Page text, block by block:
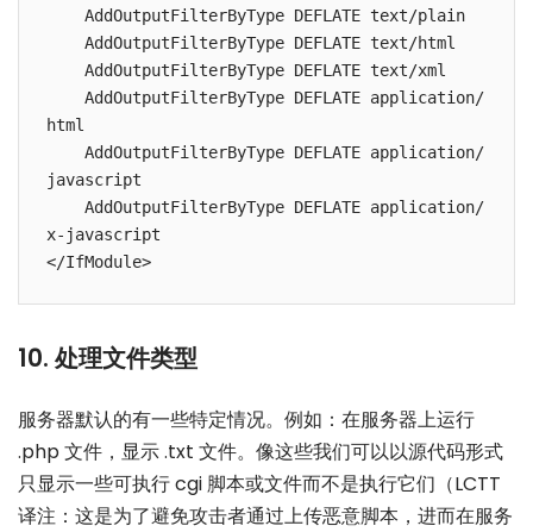
    AddOutputFilterByType DEFLATE text/plain
    AddOutputFilterByType DEFLATE text/html
    AddOutputFilterByType DEFLATE text/xml
    AddOutputFilterByType DEFLATE application/
html
    AddOutputFilterByType DEFLATE application/
javascript
    AddOutputFilterByType DEFLATE application/
x-javascript
10. 处理文件类型
服务器默认的有一些特定情况。例如：在服务器上运行
.php 文件，显示 .txt 文件。像这些我们可以以源代码形式
只显示一些可执行 cgi 脚本或文件而不是执行它们（LCTT
译注：这是为了避免攻击者通过上传恶意脚本，进而在服务